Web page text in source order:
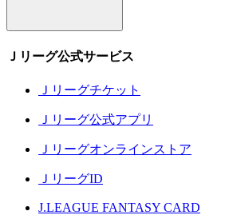
Ｊリーグ公式サービス
Ｊリーグチケット
Ｊリーグ公式アプリ
Ｊリーグオンラインストア
ＪリーグID
J.LEAGUE FANTASY CARD